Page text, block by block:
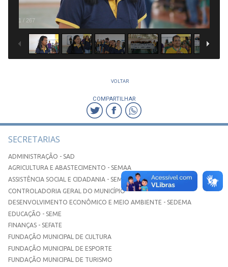
1 / 267
VOLTAR
COMPARTILHAR
SECRETARIAS
ADMINISTRAÇÃO - SAD
AGRICULTURA E ABASTECIMENTO - SEMAA
ASSISTÊNCIA SOCIAL E CIDADANIA - SEMASC
CONTROLADORIA GERAL DO MUNICÍPIO
DESENVOLVIMENTO ECONÔMICO E MEIO AMBIENTE - SEDEMA
EDUCAÇÃO - SEME
FINANÇAS - SEFATE
FUNDAÇÃO MUNICIPAL DE CULTURA
FUNDAÇÃO MUNICIPAL DE ESPORTE
FUNDAÇÃO MUNICIPAL DE TURISMO